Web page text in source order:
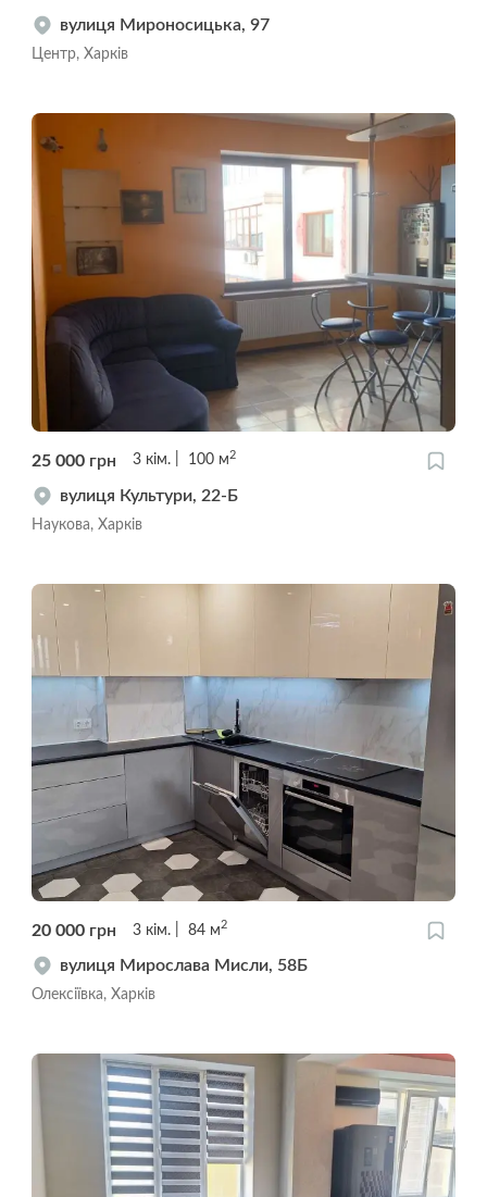
вулиця Мироносицька, 97
Центр, Харків
25 000 грн 3 кім. 100 м 2
вулиця Культури, 22-Б
Наукова, Харків
20 000 грн 3 кім. 84 м2
вулиця Мирослава Мисли, 58Б
Олексіївка, Харків